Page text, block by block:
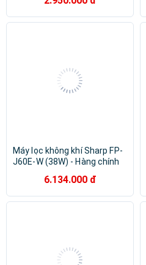
Và S3602 - Hàng Nhập Khẩu
Máy lọc không khí Sharp FP-
J60E-W (38W) - Hàng chính
6.134.000 đ